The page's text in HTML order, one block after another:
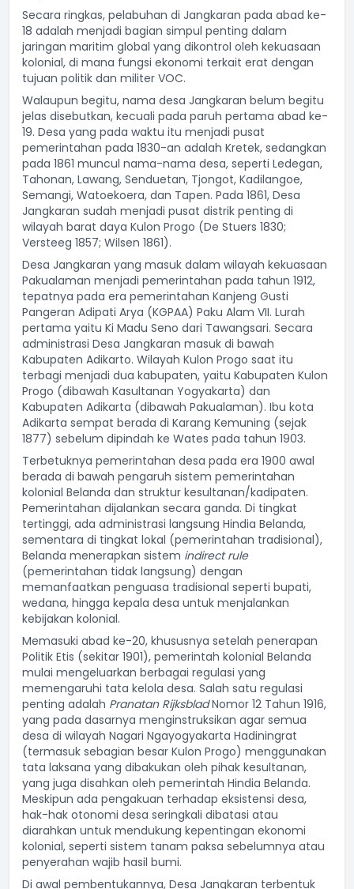
Secara ringkas, pelabuhan di Jangkaran pada abad ke-
18 adalah menjadi bagian simpul penting dalam
jaringan maritim global yang dikontrol oleh kekuasaan
kolonial, di mana fungsi ekonomi terkait erat dengan
tujuan politik dan militer VOC.
Walaupun begitu, nama desa Jangkaran belum begitu
jelas disebutkan, kecuali pada paruh pertama abad ke-
19. Desa yang pada waktu itu menjadi pusat
pemerintahan pada 1830-an adalah Kretek, sedangkan
pada 1861 muncul nama-nama desa, seperti Ledegan,
Tahonan, Lawang, Senduetan, Tjongot, Kadilangoe,
Semangi, Watoekoera, dan Tapen. Pada 1861, Desa
Jangkaran sudah menjadi pusat distrik penting di
wilayah barat daya Kulon Progo (De Stuers 1830;
Versteeg 1857; Wilsen 1861).
Desa Jangkaran yang masuk dalam wilayah kekuasaan
Pakualaman menjadi pemerintahan pada tahun 1912,
tepatnya pada era pemerintahan Kanjeng Gusti
Pangeran Adipati Arya (KGPAA) Paku Alam VII. Lurah
pertama yaitu Ki Madu Seno dari Tawangsari. Secara
administrasi Desa Jangkaran masuk di bawah
Kabupaten Adikarto. Wilayah Kulon Progo saat itu
terbagi menjadi dua kabupaten, yaitu Kabupaten Kulon
Progo (dibawah Kasultanan Yogyakarta) dan
Kabupaten Adikarta (dibawah Pakualaman). Ibu kota
Adikarta sempat berada di Karang Kemuning (sejak
1877) sebelum dipindah ke Wates pada tahun 1903.
Terbetuknya pemerintahan desa pada era 1900 awal
berada di bawah pengaruh sistem pemerintahan
kolonial Belanda dan struktur kesultanan/kadipaten.
Pemerintahan dijalankan secara ganda. Di tingkat
tertinggi, ada administrasi langsung Hindia Belanda,
sementara di tingkat lokal (pemerintahan tradisional),
Belanda menerapkan sistem indirect rule
(pemerintahan tidak langsung) dengan
memanfaatkan penguasa tradisional seperti bupati,
wedana, hingga kepala desa untuk menjalankan
kebijakan kolonial.
Memasuki abad ke-20, khususnya setelah penerapan
Politik Etis (sekitar 1901), pemerintah kolonial Belanda
mulai mengeluarkan berbagai regulasi yang
memengaruhi tata kelola desa. Salah satu regulasi
penting adalah Pranatan RijksbladNomor 12 Tahun 1916,
yang pada dasarnya menginstruksikan agar semua
desa di wilayah Nagari Ngayogyakarta Hadiningrat
(termasuk sebagian besar Kulon Progo) menggunakan
tata laksana yang dibakukan oleh pihak kesultanan,
yang juga disahkan oleh pemerintah Hindia Belanda.
Meskipun ada pengakuan terhadap eksistensi desa,
hak-hak otonomi desa seringkali dibatasi atau
diarahkan untuk mendukung kepentingan ekonomi
kolonial, seperti sistem tanam paksa sebelumnya atau
penyerahan wajib hasil bumi.
Di awal pembentukannya, Desa Jangkaran terbentuk